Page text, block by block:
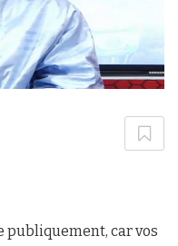
publiquement, car vos